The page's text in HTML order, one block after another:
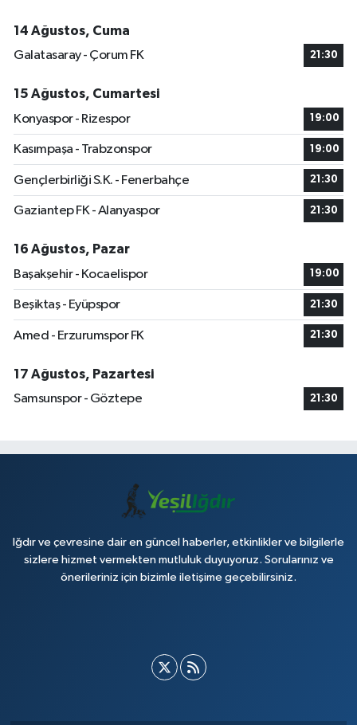
14 Ağustos, Cuma
Galatasaray - Çorum FK
21:30
15 Ağustos, Cumartesi
Konyaspor - Rizespor
19:00
Kasımpaşa - Trabzonspor 19:00
Gençlerbirliği S.K. - Fenerbahçe 21:30
Gaziantep FK - Alanyaspor 21:30
16 Ağustos, Pazar
Başakşehir - Kocaelispor
19:00
Beşiktaş - Eyüpspor 21:30
Amed - Erzurumspor FK 21:30
17 Ağustos, Pazartesi
Samsunspor - Göztepe
21:30
Iğdır ve çevresine dair en güncel haberler, etkinlikler ve bilgilerle
sizlere hizmet vermekten mutluluk duyuyoruz. Sorularınız ve
önerileriniz için bizimle iletişime geçebilirsiniz.